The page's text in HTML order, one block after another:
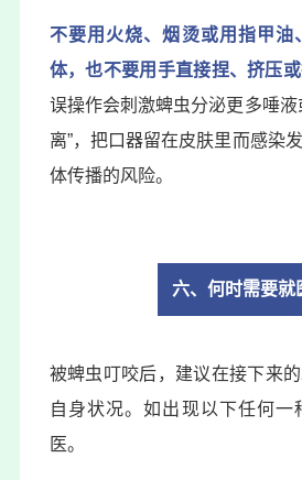
不要用火烧、烟烫或用指甲油
体，也不要用手直接捏、挤压或
误操作会刺激蜱虫分泌更多唾液
离”，把口器留在皮肤里而感染
体传播的风险。
六、何时需要就
被蜱虫叮咬后，建议在接下来
自身状况。如出现以下任何一
医。